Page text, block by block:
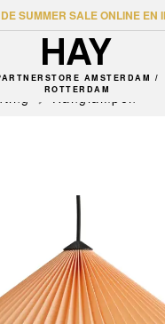
SUMMER SALE ONLINE EN
AMSTERDAM /
ROTTERDAM
Hanglampen